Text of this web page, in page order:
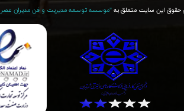
حقوق این سایت متعلق به "موسسه توسعه مدیریت و فن مدیران عصر